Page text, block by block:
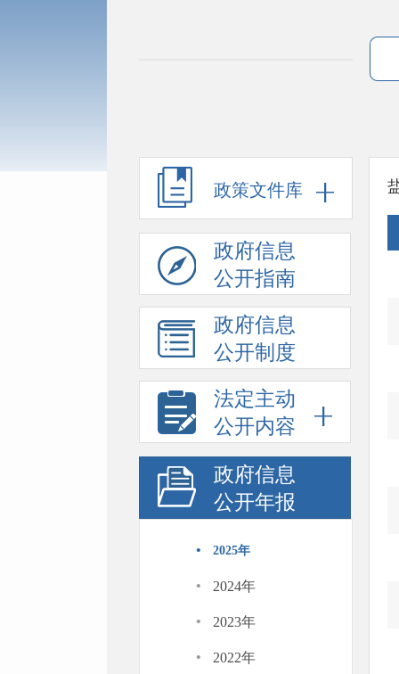
政策文件库
政府信息
公开指南
政府信息
公开制度
法定主动
公开内容
政府信息
公开年报
· 2025年
· 2024年
· 2023年
· 2022年